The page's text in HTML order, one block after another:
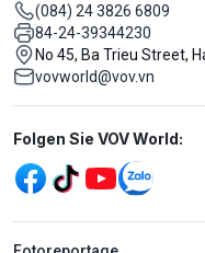
(084) 24 3826 6809
84-24-39344230
No 45, Ba Trieu Street,
vovworld@vov.vn
Mạng xã hội
Folgen Sie VOV World:
menu footer